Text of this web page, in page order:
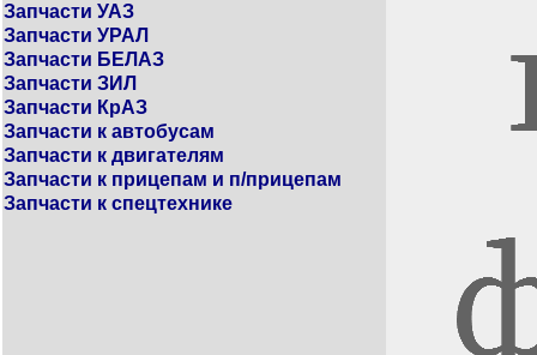
Запчасти УАЗ
Запчасти УРАЛ
Запчасти БЕЛАЗ
Запчасти ЗИЛ
Запчасти КрАЗ
Запчасти к автобусам
Запчасти к двигателям
Запчасти к прицепам и п/прицепам
Запчасти к спецтехнике